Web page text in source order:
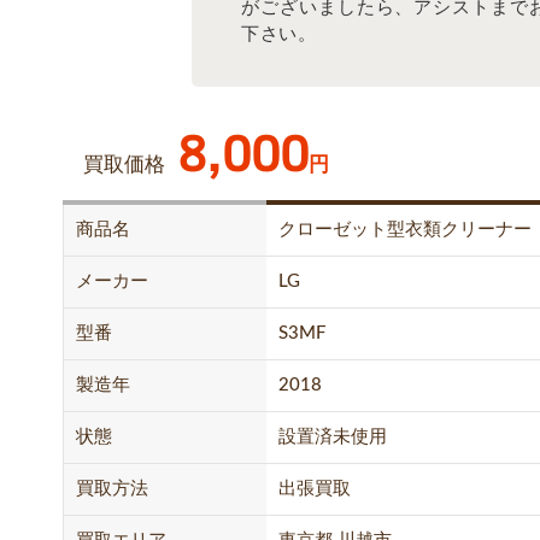
がございましたら、アシストまで
下さい。
買取価格 8,000円
商品名 クローゼット型衣類クリーナー
メーカー LG
型番 S3MF
製造年 2018
状態 設置済未使用
買取方法 出張買取